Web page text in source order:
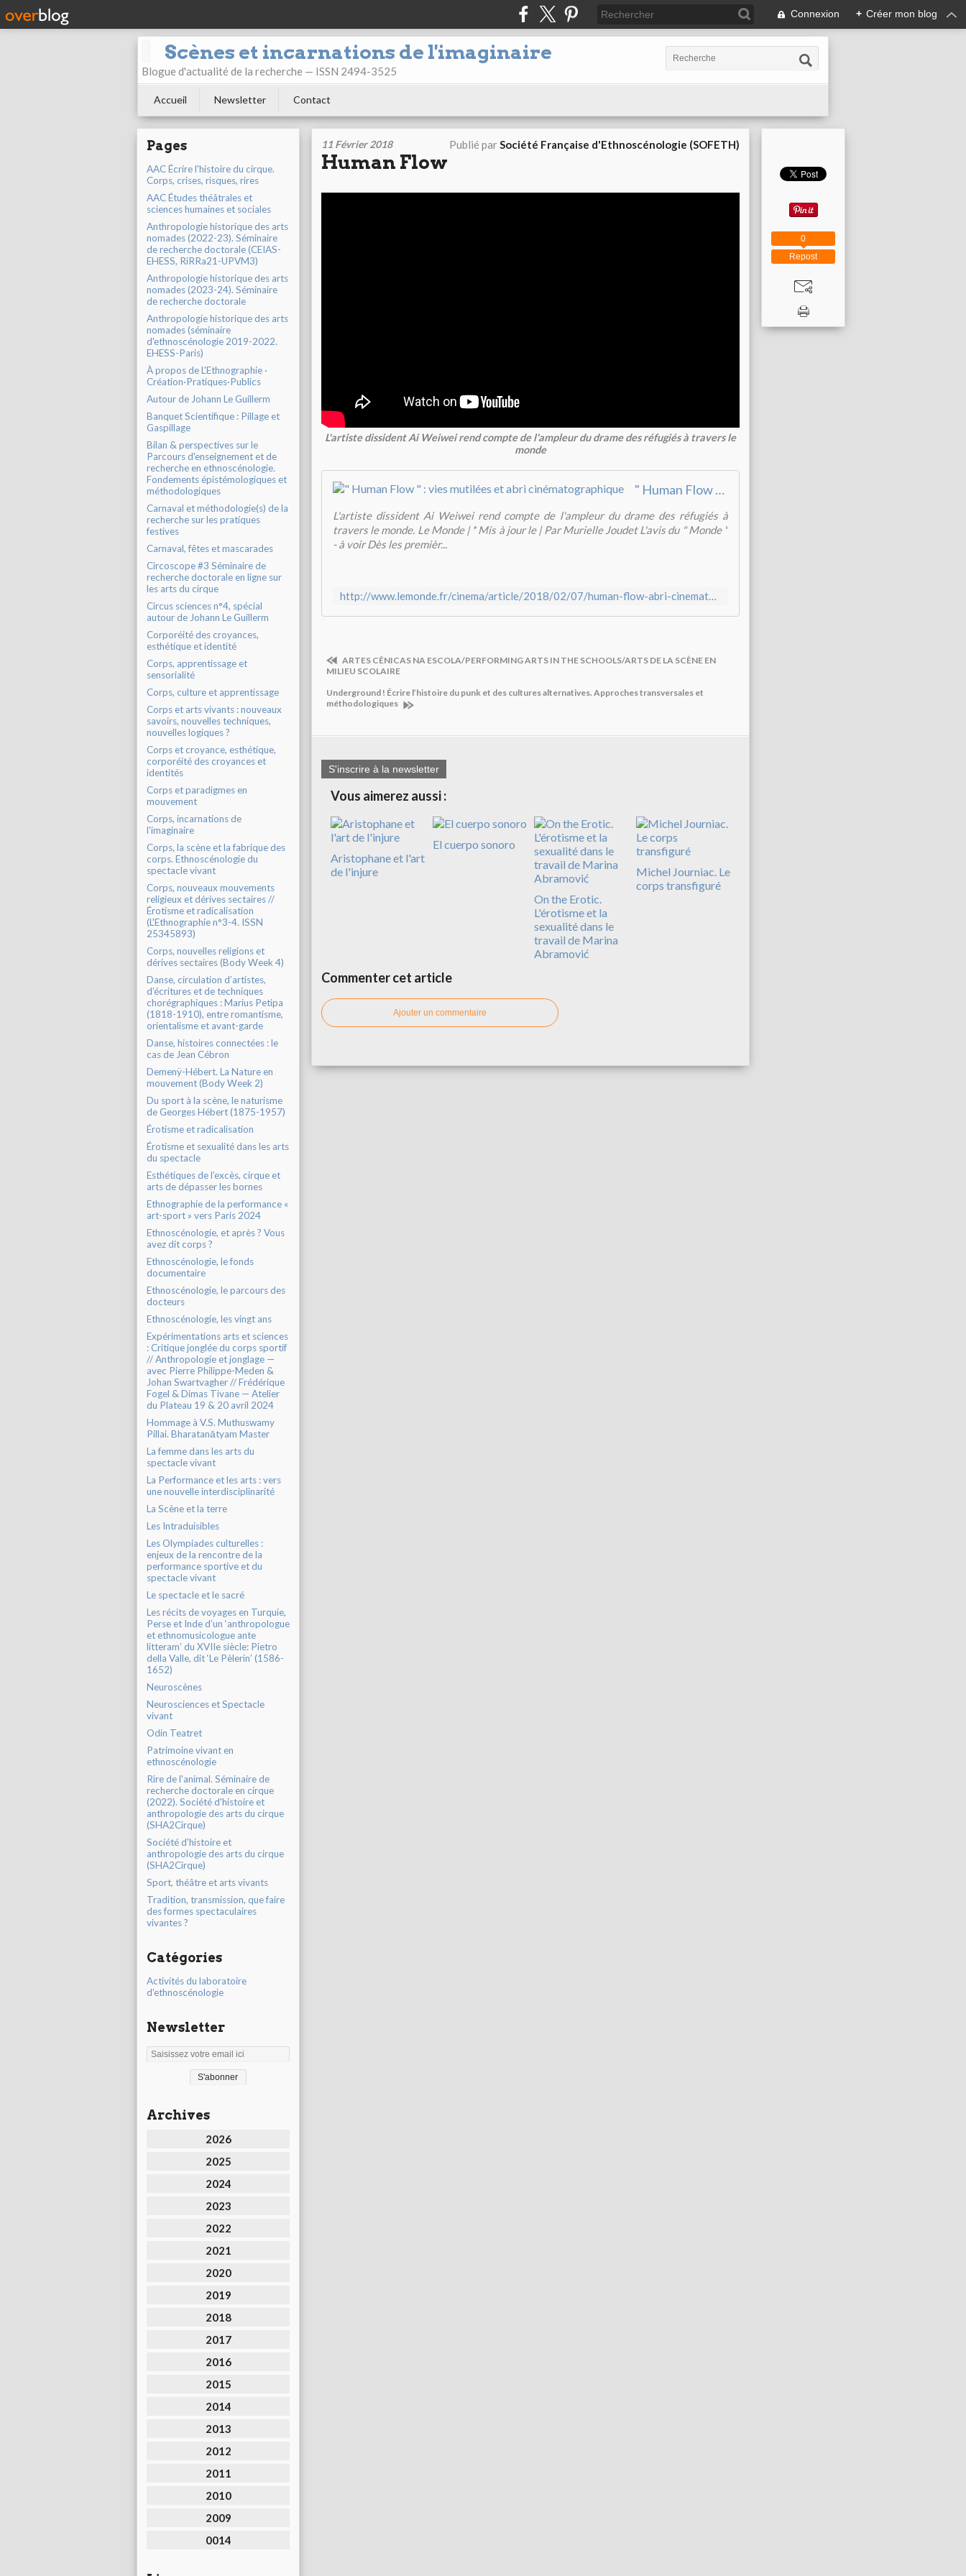
Connexion + Créer mon blog
Scènes et incarnations de l'imaginaire
Blogue d'actualité de la recherche — ISSN 2494-3525
Accueil Newsletter Contact
Pages
AAC Écrire l'histoire du cirque.
Corps, crises, risques, rires
AAC Études théâtrales et
sciences humaines et sociales
Anthropologie historique des arts
nomades (2022-23). Séminaire
de recherche doctorale (CEIAS-
EHESS, RiRRa21-UPVM3)
Anthropologie historique des arts
nomades (2023-24). Séminaire
de recherche doctorale
Anthropologie historique des arts
nomades (séminaire
d'ethnoscénologie 2019-2022.
EHESS-Paris)
À propos de L'Ethnographie ·
Création·Pratiques·Publics
Autour de Johann Le Guillerm
Banquet Scientifique : Pillage et
Gaspillage
Bilan & perspectives sur le
Parcours d'enseignement et de
recherche en ethnoscénologie.
Fondements épistémologiques et
méthodologiques
Carnaval et méthodologie(s) de la
recherche sur les pratiques
festives
Carnaval, fêtes et mascarades
Circoscope #3 Séminaire de
recherche doctorale en ligne sur
les arts du cirque
Circus sciences n°4, spécial
autour de Johann Le Guillerm
Corporéité des croyances,
esthétique et identité
Corps, apprentissage et
sensorialité
Corps, culture et apprentissage
Corps et arts vivants : nouveaux
savoirs, nouvelles techniques,
nouvelles logiques ?
Corps et croyance, esthétique,
corporéité des croyances et
identités
Corps et paradigmes en
mouvement
Corps, incarnations de
l'imaginaire
Corps, la scène et la fabrique des
corps. Ethnoscénologie du
spectacle vivant
Corps, nouveaux mouvements
religieux et dérives sectaires //
Érotisme et radicalisation
(L'Ethnographie n°3-4. ISSN
25345893)
Corps, nouvelles religions et
dérives sectaires (Body Week 4)
Danse, circulation d’artistes,
d’écritures et de techniques
chorégraphiques : Marius Petipa
(1818-1910), entre romantisme,
orientalisme et avant-garde
Danse, histoires connectées : le
cas de Jean Cébron
Demenÿ-Hébert. La Nature en
mouvement (Body Week 2)
Du sport à la scène, le naturisme
de Georges Hébert (1875-1957)
Érotisme et radicalisation
Érotisme et sexualité dans les arts
du spectacle
Esthétiques de l’excès, cirque et
arts de dépasser les bornes
Ethnographie de la performance «
art-sport » vers Paris 2024
Ethnoscénologie, et après ? Vous
avez dit corps ?
Ethnoscénologie, le fonds
documentaire
Ethnoscénologie, le parcours des
docteurs
Ethnoscénologie, les vingt ans
Expérimentations arts et sciences
: Critique jonglée du corps sportif
// Anthropologie et jonglage —
avec Pierre Philippe-Meden &
Johan Swartvagher // Frédérique
Fogel & Dimas Tivane — Atelier
du Plateau 19 & 20 avril 2024
Hommage à V.S. Muthuswamy
Pillai. Bharatanātyam Master
La femme dans les arts du
spectacle vivant
La Performance et les arts : vers
une nouvelle interdisciplinarité
La Scène et la terre
Les Intraduisibles
Les Olympiades culturelles :
enjeux de la rencontre de la
performance sportive et du
spectacle vivant
Le spectacle et le sacré
Les récits de voyages en Turquie,
Perse et Inde d’un ‘anthropologue
et ethnomusicologue ante
litteram’ du XVIIe siècle: Pietro
della Valle, dit ‘Le Pèlerin’ (1586-
1652)
Neuroscènes
Neurosciences et Spectacle
vivant
Odin Teatret
Patrimoine vivant en
ethnoscénologie
Rire de l'animal. Séminaire de
recherche doctorale en cirque
(2022). Société d'histoire et
anthropologie des arts du cirque
(SHA2Cirque)
Société d'histoire et
anthropologie des arts du cirque
(SHA2Cirque)
Sport, théâtre et arts vivants
Tradition, transmission, que faire
des formes spectaculaires
vivantes ?
Catégories
Activités du laboratoire
d'ethnoscénologie
Newsletter
Archives
2026
2025
2024
2023
2022
2021
2020
2019
2018
2017
2016
2015
2014
2013
2012
2011
2010
2009
0014
11 Février 2018 Publié parSociété Française d'Ethnoscénologie (SOFETH)
Human Flow
L'artiste dissident Ai Weiwei rend compte de l'ampleur du drame des réfugiés à travers le
monde
" Human Flow " : vies mutilées et abri cinématographique
L'artiste dissident Ai Weiwei rend compte de l'ampleur du drame des réfugiés à
travers le monde. Le Monde | * Mis à jour le | Par Murielle Joudet L'avis du " Monde "
- à voir Dès les premièr...
http://www.lemonde.fr/cinema/article/2018/02/07/human-flow-abri-cinematographique-pour-vies-mutilees_5252877_3476.html
ARTES CÊNICAS NA ESCOLA/PERFORMING ARTS IN THE SCHOOLS/ARTS DE LA SCÈNE EN
MILIEU SCOLAIRE
Underground ! Écrire l’histoire du punk et des cultures alternatives. Approches transversales et
méthodologiques
S'inscrire à la newsletter
Vous aimerez aussi :
Aristophane et l'art
de l'injure
El cuerpo sonoro
On the Erotic.
L'érotisme et la
sexualité dans le
travail de Marina
Abramović
Michel Journiac. Le
corps transfiguré
Commenter cet article
Ajouter un commentaire
Repost
0